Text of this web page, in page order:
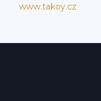
www.takoy.cz